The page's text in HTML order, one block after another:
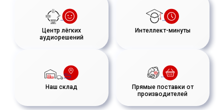
Центр лёгких
аудиорешений
Интеллект-минуты
Наш склад
Прямые поставки от
производителей